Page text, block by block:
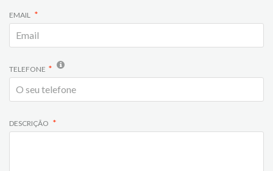
EMAIL
TELEFONE
DESCRIÇÃO